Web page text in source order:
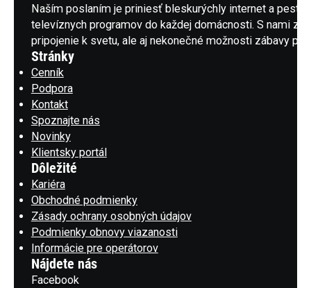
Naším poslaním je priniesť bleskurýchly internet a pestrú
televíznych programov do každej domácnosti. S nami
pripojenie k svetu, ale aj nekonečné možnosti zábavy pre
Stránky
Cenník
Podpora
Kontakt
Spoznajte nás
Novinky
Klientsky portál
Dôležité
Kariéra
Obchodné podmienky
Zásady ochrany osobných údajov
Podmienky obnovy viazanosti
Informácie pre operátorov
Nájdete nás
Facebook